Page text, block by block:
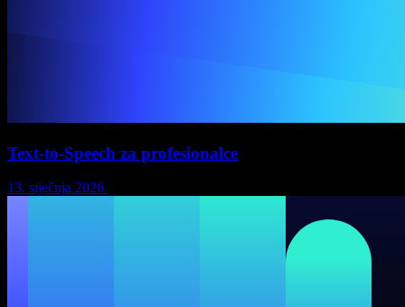
Text-to-Speech za profesionalce
13. siječnja 2026.